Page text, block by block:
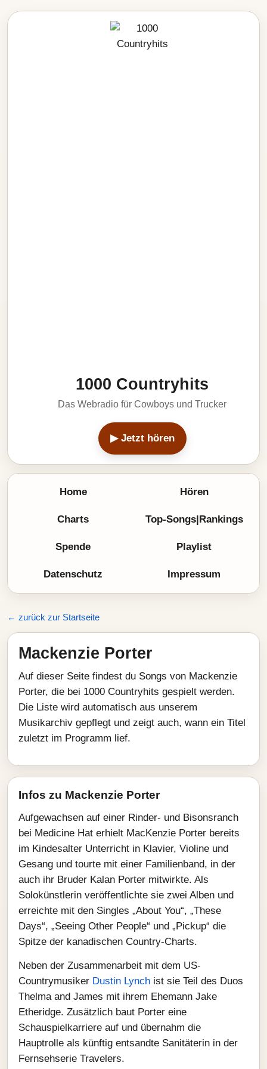
1000 Countryhits
Das Webradio für Cowboys und Trucker
▶ Jetzt hören
Home Hören
Charts Top-Songs|Rankings
Spende Playlist
Datenschutz Impressum
← zurück zur Startseite
Mackenzie Porter
Auf dieser Seite findest du Songs von Mackenzie
Porter, die bei 1000 Countryhits gespielt werden.
Die Liste wird automatisch aus unserem
Musikarchiv gepflegt und zeigt auch, wann ein Titel
zuletzt im Programm lief.
Infos zu Mackenzie Porter
Aufgewachsen auf einer Rinder- und Bisonsranch
bei Medicine Hat erhielt MacKenzie Porter bereits
im Kindesalter Unterricht in Klavier, Violine und
Gesang und tourte mit einer Familienband, in der
auch ihr Bruder Kalan Porter mitwirkte. Als
Solokünstlerin veröffentlichte sie zwei Alben und
erreichte mit den Singles „About You“, „These
Days“, „Seeing Other People“ und „Pickup“ die
Spitze der kanadischen Country-Charts.
Neben der Zusammenarbeit mit dem US-
Countrymusiker Dustin Lynch ist sie Teil des Duos
Thelma and James mit ihrem Ehemann Jake
Etheridge. Zusätzlich baut Porter eine
Schauspielkarriere auf und übernahm die
Hauptrolle als künftig entsandte Sanitäterin in der
Fernsehserie Travelers.